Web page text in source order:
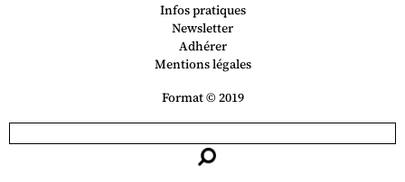
Infos pratiques
Newsletter
Adhérer
Mentions légales
Format © 2019